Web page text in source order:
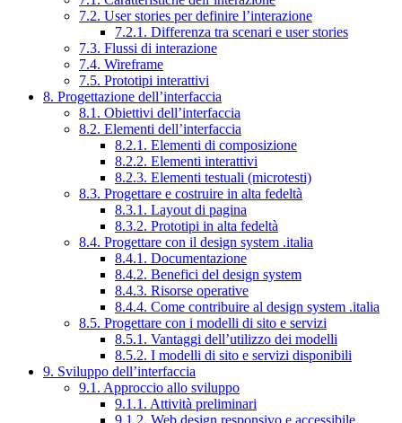
7.2. User stories per definire l’interazione
7.2.1. Differenza tra scenari e user stories
7.3. Flussi di interazione
7.4. Wireframe
7.5. Prototipi interattivi
8. Progettazione dell’interfaccia
8.1. Obiettivi dell’interfaccia
8.2. Elementi dell’interfaccia
8.2.1. Elementi di composizione
8.2.2. Elementi interattivi
8.2.3. Elementi testuali (microtesti)
8.3. Progettare e costruire in alta fedeltà
8.3.1. Layout di pagina
8.3.2. Prototipi in alta fedeltà
8.4. Progettare con il design system .italia
8.4.1. Documentazione
8.4.2. Benefici del design system
8.4.3. Risorse operative
8.4.4. Come contribuire al design system .italia
8.5. Progettare con i modelli di sito e servizi
8.5.1. Vantaggi dell’utilizzo dei modelli
8.5.2. I modelli di sito e servizi disponibili
9. Sviluppo dell’interfaccia
9.1. Approccio allo sviluppo
9.1.1. Attività preliminari
9.1.2. Web design responsivo e accessibile